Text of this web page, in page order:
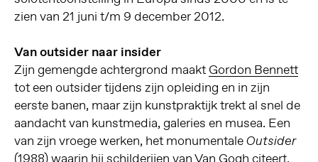
zien van 21 juni t/m 9 december 2012.
Van outsider naar insider
Zijn gemengde achtergrond maakt Gordon Bennett
tot een outsider tijdens zijn opleiding en in zijn
eerste banen, maar zijn kunstpraktijk trekt al snel de
aandacht van kunstmedia, galeries en musea. Een
van zijn vroege werken, het monumentaleOutsider
(1988) waarin hij schilderijen van Van Gogh citeert,